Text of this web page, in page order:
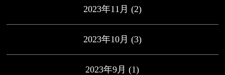
2023年11月 (2)
2023年10月 (3)
2023年9月 (1)